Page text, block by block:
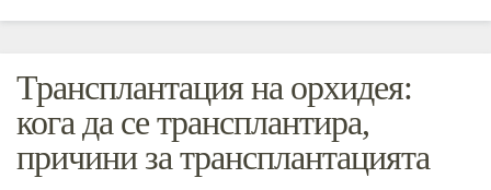
Трансплантация на орхидея:
кога да се трансплантира,
причини за трансплантацията